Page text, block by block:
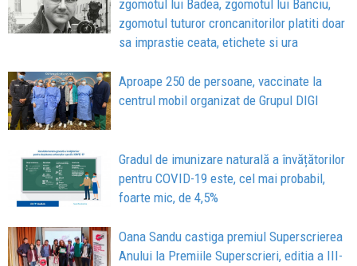
zgomotul lui Badea, zgomotul lui Banciu,
zgomotul tuturor croncanitorilor platiti doar
sa imprastie ceata, etichete si ura
Aproape 250 de persoane, vaccinate la
centrul mobil organizat de Grupul DIGI
Gradul de imunizare naturală a învățătorilor
pentru COVID-19 este, cel mai probabil,
foarte mic, de 4,5%
Oana Sandu castiga premiul Superscrierea
Anului la Premiile Superscrieri, editia a III-